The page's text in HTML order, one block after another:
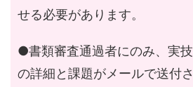
せる必要があります。
●書類審査通過者にのみ、実技
の詳細と課題がメールで送付